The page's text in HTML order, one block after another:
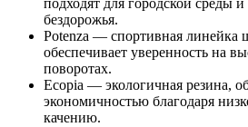
подходят для городской среды
бездорожья.
Potenza — спортивная линейка
обеспечивает уверенность на
поворотах.
Ecopia — экологичная резина,
экономичностью благодаря
качению.